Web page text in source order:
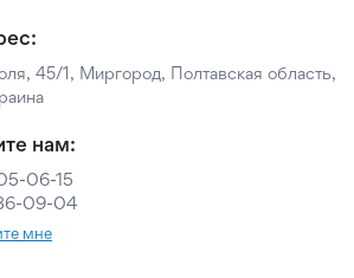
45/1, Миргород, Полтавская область,
нам:
06-15
09-04
мне